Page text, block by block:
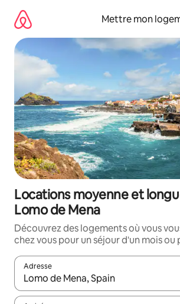
directement
contenu
Mettre mon
Locations moyenne et
Lomo de Mena
Découvrez des logements où vous
chez vous pour un séjour d'un mois ou
Adresse
Lorsque les résultats s'affichent, utilisez